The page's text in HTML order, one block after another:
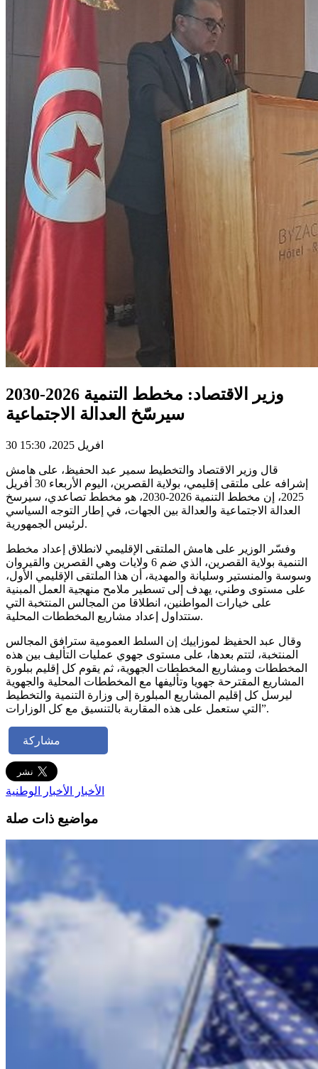
وزير الاقتصاد: مخطط التنمية 2026-2030
سيرسّخ العدالة الاجتماعية
30 افريل 2025، 15:30
قال وزير الاقتصاد والتخطيط سمير عبد الحفيظ، على هامش
إشرافه على ملتقى إقليمي، بولاية القصرين، اليوم الأربعاء 30 أفريل
2025، إن مخطط التنمية 2026-2030، هو مخطط تصاعدي، سيرسخ
العدالة الاجتماعية والعدالة بين الجهات، في إطار التوجه السياسي
لرئيس الجمهورية.
وفسّر الوزير على هامش الملتقى الإقليمي لانطلاق إعداد مخطط
التنمية بولاية القصرين، الذي ضم 6 ولايات وهي القصرين والقيروان
وسوسة والمنستير وسليانة والمهدية، أن هذا الملتقى الإقليمي الأول،
على مستوى وطني، يهدف إلى تسطير ملامح منهجية العمل المبنية
على خيارات المواطنين، انطلاقا من المجالس المنتخبة التي
ستتداول إعداد مشاريع المخططات المحلية.
وقال عبد الحفيظ لموزاييك إن السلط العمومية سترافق المجالس
المنتخبة، لتتم بعدها، على مستوى جهوي عمليات التأليف بين هذه
المخططات ومشاريع المخططات الجهوية، ثم يقوم كل إقليم ببلورة
المشاريع المقترحة جهويا وتأليفها مع المخططات المحلية والجهوية
ليرسل كل إقليم المشاريع المبلورة إلى وزارة التنمية والتخطيط
التي ستعمل على هذه المقاربة بالتنسيق مع كل الوزارات”.
مشاركة
الأخبار الأخبار الوطنية
مواضيع ذات صلة